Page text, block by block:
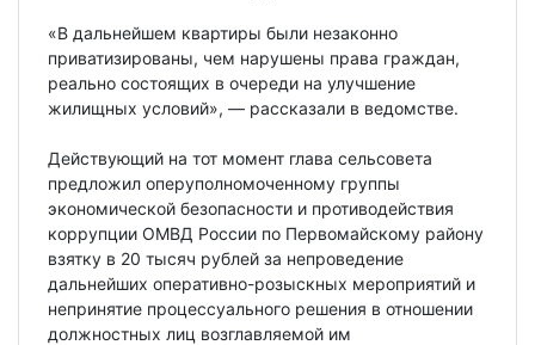
«В дальнейшем квартиры были незаконно
приватизированы, чем нарушены права граждан,
реально состоящих в очереди на улучшение
жилищных условий», — рассказали в ведомстве.
Действующий на тот момент глава сельсовета
предложил оперуполномоченному группы
экономической безопасности и противодействия
коррупции ОМВД России по Первомайскому району
взятку в 20 тысяч рублей за непроведение
дальнейших оперативно-розыскных мероприятий и
непринятие процессуального решения в отношении
должностных лиц возглавляемой им